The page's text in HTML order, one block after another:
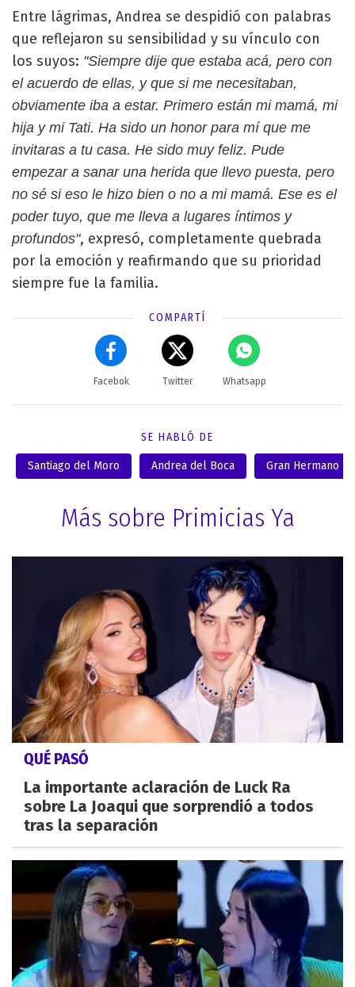
Entre lágrimas, Andrea se despidió con palabras
que reflejaron su sensibilidad y su vínculo con
los suyos: "Siempre dije que estaba acá, pero con
el acuerdo de ellas, y que si me necesitaban,
obviamente iba a estar. Primero están mi mamá, mi
hija y mi Tati. Ha sido un honor para mí que me
invitaras a tu casa. He sido muy feliz. Pude
empezar a sanar una herida que llevo puesta, pero
no sé si eso le hizo bien o no a mi mamá. Ese es el
poder tuyo, que me lleva a lugares íntimos y
profundos", expresó, completamente quebrada
por la emoción y reafirmando que su prioridad
siempre fue la familia.
COMPARTÍ
Facebok Twitter Whatsapp
SE HABLÓ DE
Santiago del Moro Andrea del Boca Gran Hermano
Más sobre Primicias Ya
QUÉ PASÓ
La importante aclaración de Luck Ra
sobre La Joaqui que sorprendió a todos
tras la separación